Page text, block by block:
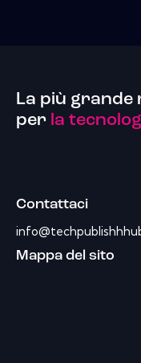
La più
per la
Contattaci
Mappa del sito